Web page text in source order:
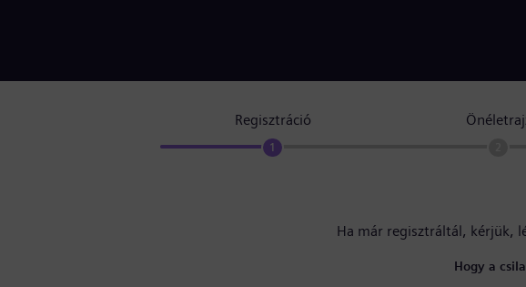
Regisztráció
1
Ha már regisztráltál, kérjük,
Hogy a